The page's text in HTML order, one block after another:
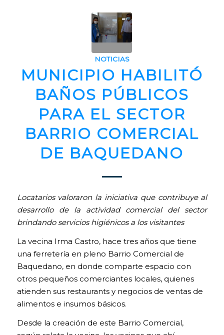
NOTICIAS
MUNICIPIO HABILITÓ
BAÑOS PÚBLICOS
PARA EL SECTOR
BARRIO COMERCIAL
DE BAQUEDANO
Locatarios valoraron la iniciativa que contribuye al
desarrollo de la actividad comercial del sector
brindando servicios higiénicos a los visitantes
La vecina Irma Castro, hace tres años que tiene
una ferretería en pleno Barrio Comercial de
Baquedano, en donde comparte espacio con
otros pequeños comerciantes locales, quienes
atienden sus restaurants y negocios de ventas de
alimentos e insumos básicos.
Desde la creación de este Barrio Comercial,